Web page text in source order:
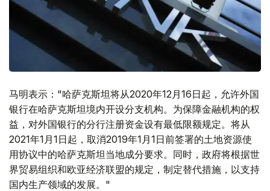
马明表示："哈萨克斯坦将从2020年12月16日起，允许外国
银行在哈萨克斯坦境内开设分支机构。为保障金融机构的权
益，对外国银行的分行注册资金设有最低限额规定。将从
2021年1月1日起，取消2019年1月1日前签署的土地资源使
用协议中的哈萨克斯坦当地成分要求。同时，政府将根据世
界贸易组织和欧亚经济联盟的规定，制定替代措施，以支持
国内生产领域的发展。"